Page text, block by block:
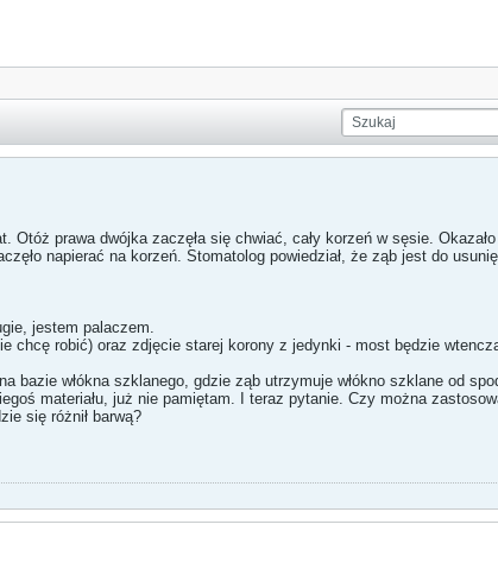
Otóż prawa dwójka zaczęła się chwiać, cały korzeń w sęsie.
napierać na korzeń. Stomatolog powiedział, że ząb jest do
jestem palaczem.
chcę robić) oraz zdjęcie starej korony z jedynki - most będzie
bazie włókna szklanego, gdzie ząb utrzymuje włókno szklane od
materiału, już nie pamiętam. I teraz pytanie. Czy można
się różnił barwą?